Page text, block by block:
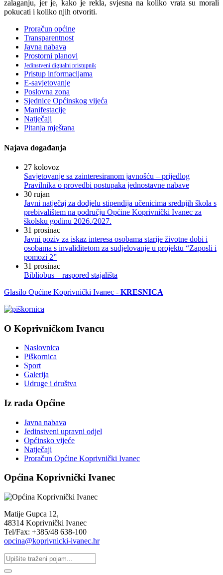
zalaganju, jer je, kako je rekla, svjesna na koliko vrata su morali
pokucati i koliko njih otvoriti.
Proračun općine
Transparentnost
Javna nabava
Prostorni planovi
Jedinstveni digitalni pristupnik
Pristup informacijama
E-savjetovanje
Poslovna zona
Sjednice Općinskog vijeća
Manifestacije
Natječaji
Pitanja mještana
Najava događanja
27 kolovoz
Savjetovanje sa zainteresiranom javnošću – prijedlog
Pravilnika o provedbi postupaka jednostavne nabave
30 rujan
Javni natječaj za dodjelu stipendija učenicima srednjih škola s
prebivalištem na području Općine Koprivnički Ivanec za
školsku godinu 2026./2027.
31 prosinac
Javni poziv za iskaz interesa osobama starije životne dobi i
osobama s invaliditetom za sudjelovanje u projektu “Zaposli i
pomozi 2”
31 prosinac
Bibliobus – raspored stajališta
Glasilo Općine Koprivnički Ivanec - KRESNICA
O Koprivničkom Ivancu
Naslovnica
Piškornica
Sport
Galerija
Udruge i društva
Iz rada Općine
Javna nabava
Jedinstveni upravni odjel
Općinsko vijeće
Natječaji
Proračun Općine Koprivnički Ivanec
Općina Koprivnički Ivanec
Matije Gupca 12,
48314 Koprivnički Ivanec
Tel/Fax: +385/48 638-100
opcina@koprivnicki-ivanec.hr